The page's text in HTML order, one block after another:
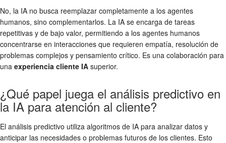
No, la IA no busca reemplazar completamente a los agentes
humanos, sino complementarlos. La IA se encarga de tareas
repetitivas y de bajo valor, permitiendo a los agentes humanos
concentrarse en interacciones que requieren empatía, resolución de
problemas complejos y pensamiento crítico. Es una colaboración para
una experiencia cliente IA superior.
¿Qué papel juega el análisis predictivo en
la IA para atención al cliente?
El análisis predictivo utiliza algoritmos de IA para analizar datos y
anticipar las necesidades o problemas futuros de los clientes. Esto